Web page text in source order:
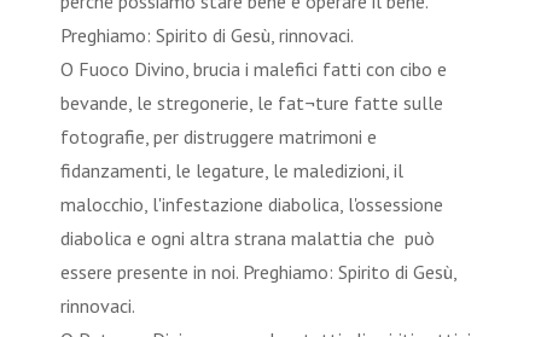
Preghiamo: Spirito di Gesù, rinnovaci.
O Fuoco Divino, brucia i malefici fatti con cibo e
bevande, le stregonerie, le fat¬ture fatte sulle
fotografie, per distruggere matrimoni e
fidanzamenti, le legature, le maledizioni, il
malocchio, l'infestazione diabolica, l'ossessione
diabolica e ogni altra strana malattia che può
essere presente in noi. Preghiamo: Spirito di Gesù,
rinnovaci.